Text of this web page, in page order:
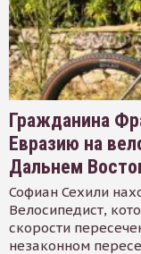
Гражданина
Евразию на
Дальнем
Софиан Сехили
Велосипедист,
скорости
незаконном